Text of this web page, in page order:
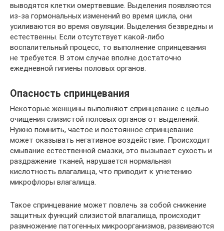
выводятся клетки омертвевшие. Выделения появляются
из-за гормональных изменений во время цикла, они
усиливаются во время овуляции. Выделения безвредны и
естественны. Если отсутствует какой-либо
воспалительный процесс, то выполнение спринцевания
не требуется. В этом случае вполне достаточно
ежедневной гигиены половых органов.
Опасность спринцевания
Некоторые женщины выполняют спринцевание с целью
очищения слизистой половых органов от выделений.
Нужно помнить, частое и постоянное спринцевание
может оказывать негативное воздействие. Происходит
смывание естественной смазки, это вызывает сухость и
раздражение тканей, нарушается нормальная
кислотность влагалища, что приводит к угнетению
микрофлоры влагалища.
Такое спринцевание может повлечь за собой снижение
защитных функций слизистой влагалища, происходит
размножение патогенных микроорганизмов, развиваются